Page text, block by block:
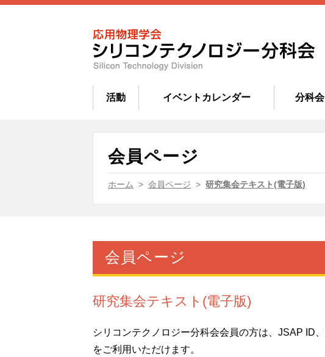
活動 イベントカレンダー 分科
会員ページ
ホーム > 会員ページ > 研究集会テキスト(電子版)
会員ページ
研究集会テキスト(電子版)
シリコンテクノロジー分科会会員の方は、JSAP ID
をご利用いただけます。